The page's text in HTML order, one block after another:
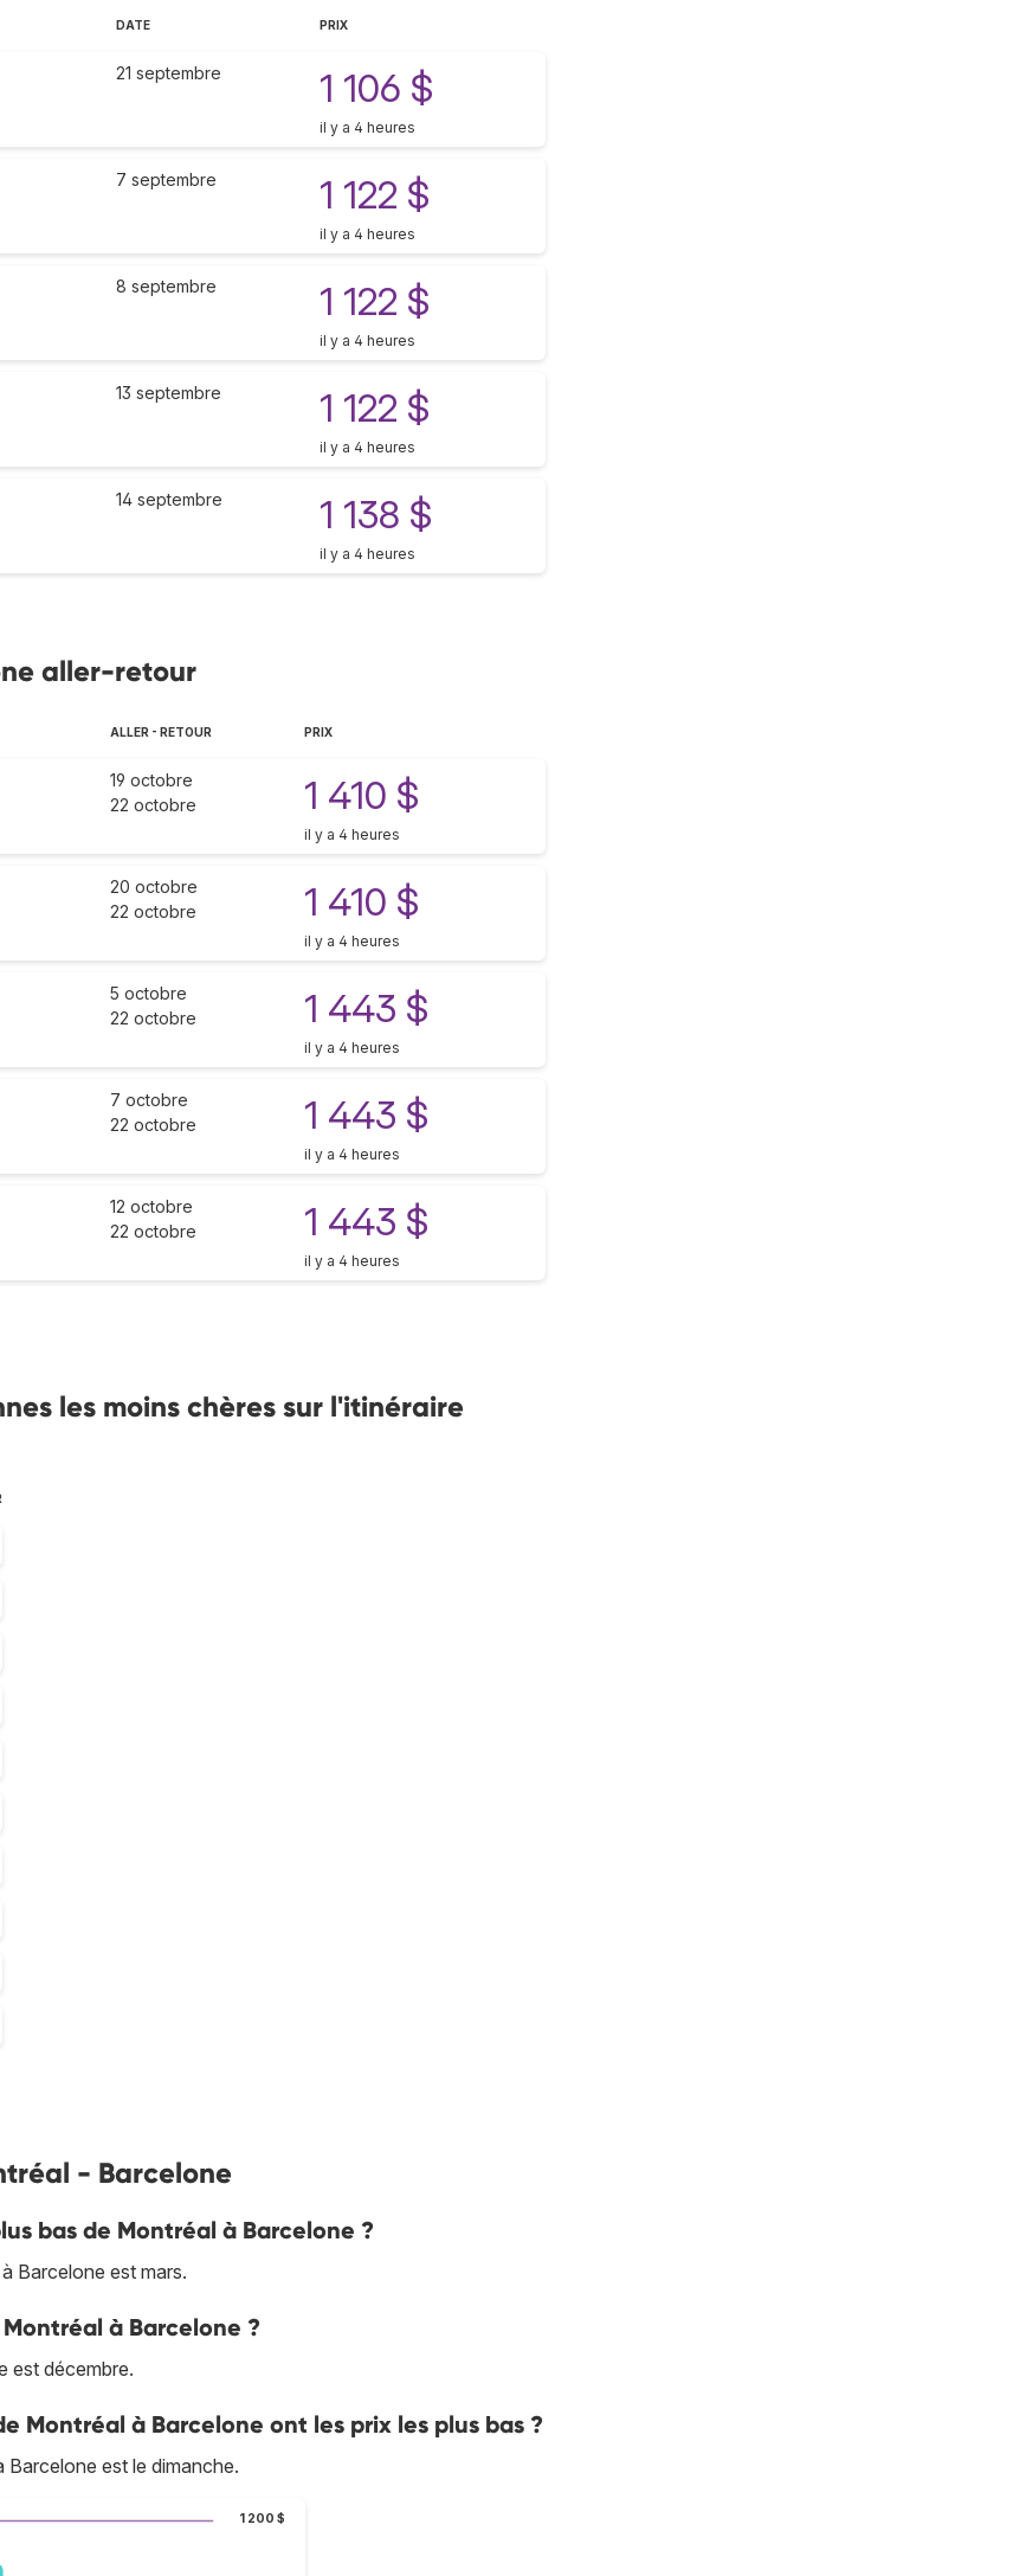
DATE PRIX
21 septembre 1 106 $
il y a 4 heures
7 septembre 1 122 $
il y a 4 heures
8 septembre 1 122 $
il y a 4 heures
13 septembre 1 122 $
il y a 4 heures
14 septembre 1 138 $
il y a 4 heures
aller-retour
ALLER - RETOUR PRIX
19 octobre
22 octobre
1 410 $
il y a 4 heures
20 octobre
22 octobre
1 410 $
il y a 4 heures
5 octobre
22 octobre
1 443 $
il y a 4 heures
7 octobre
22 octobre
1 443 $
il y a 4 heures
12 octobre
22 octobre
1 443 $
il y a 4 heures
les moins chères sur l'itinéraire
- Barcelone
bas de Montréal à Barcelone ?
Barcelone est mars.
à Barcelone ?
est décembre.
Montréal à Barcelone ont les prix les plus bas ?
est le dimanche.
1 200 $